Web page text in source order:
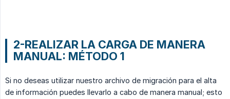
2-REALIZAR LA CARGA DE MANERA
MANUAL: MÉTODO 1
Si no deseas utilizar nuestro archivo de migración para el alta
de información puedes llevarlo a cabo de manera manual; esto